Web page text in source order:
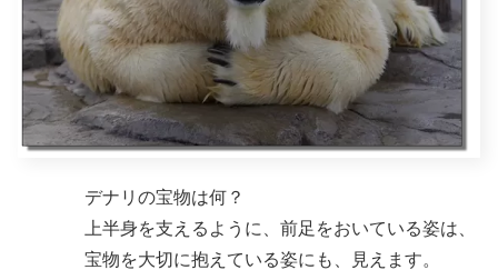
デナリの宝物は何？
上半身を支えるように、前足をおいている姿は、
宝物を大切に抱えている姿にも、見えます。